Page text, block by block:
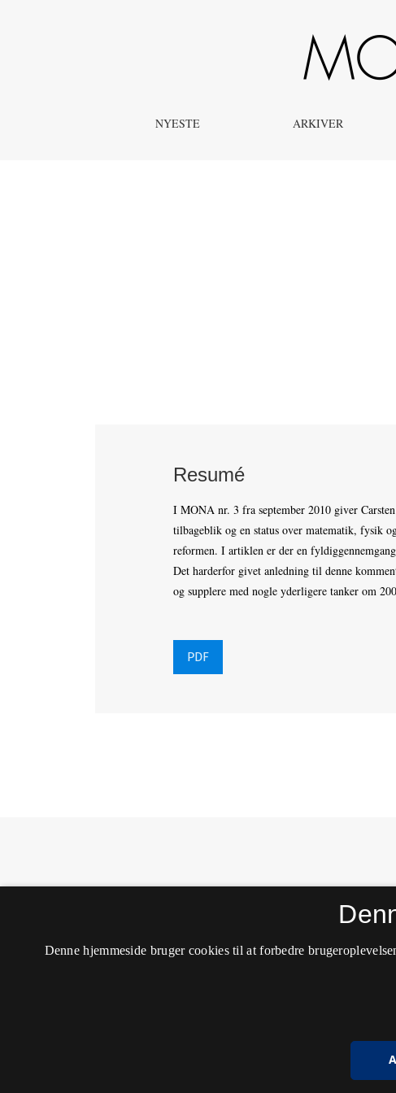
NYESTE ARKIVER
Resumé
I MONA nr. 3 fra september 2010 giver
tilbageblik og en status over matematik, fysik
reformen. I artiklen er der en
Det harderfor givet anledning til denne
og supplere med nogle yderligere tanker om
PDF
Denne hjemmeside bruger cookies til at forbedre